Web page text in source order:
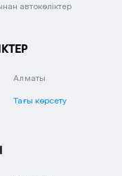
автокөліктер
Алматы
Тағы көрсету